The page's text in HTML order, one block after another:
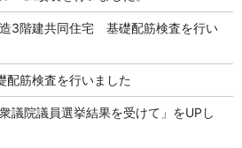
3階建共同住宅 基礎配筋検査を行い
筋検査を行いました
議院議員選挙結果を受けて」をUPし